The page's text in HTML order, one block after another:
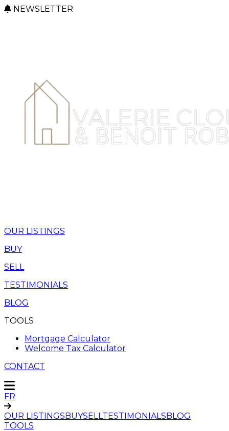
NEWSLETTER
OUR LISTINGS
BUY
SELL
TESTIMONIALS
BLOG
TOOLS
Mortgage Calculator
Welcome Tax Calculator
CONTACT
FR
OUR LISTINGSBUYSELLTESTIMONIALSBLOG
TOOLS